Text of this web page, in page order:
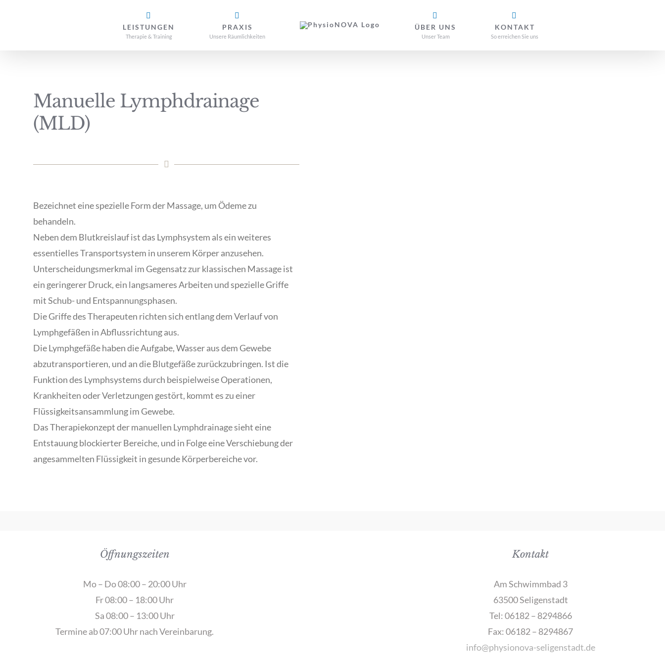
LEISTUNGEN
Therapie & Training
PRAXIS
Unsere Räumlichkeiten
ÜBER UNS
Unser Team
KONTAKT
So erreichen Sie uns
Manuelle Lymphdrainage
(MLD)
Bezeichnet eine spezielle Form der Massage, um Ödeme zu
behandeln.
Neben dem Blutkreislauf ist das Lymphsystem als ein weiteres
essentielles Transportsystem in unserem Körper anzusehen.
Unterscheidungsmerkmal im Gegensatz zur klassischen Massage ist
ein geringerer Druck, ein langsameres Arbeiten und spezielle Griffe
mit Schub- und Entspannungsphasen.
Die Griffe des Therapeuten richten sich entlang dem Verlauf von
Lymphgefäßen in Abflussrichtung aus.
Die Lymphgefäße haben die Aufgabe, Wasser aus dem Gewebe
abzutransportieren, und an die Blutgefäße zurückzubringen. Ist die
Funktion des Lymphsystems durch beispielweise Operationen,
Krankheiten oder Verletzungen gestört, kommt es zu einer
Flüssigkeitsansammlung im Gewebe.
Das Therapiekonzept der manuellen Lymphdrainage sieht eine
Entstauung blockierter Bereiche, und in Folge eine Verschiebung der
angesammelten Flüssigkeit in gesunde Körperbereiche vor.
Öffnungszeiten
Mo – Do 08:00 – 20:00 Uhr
Fr 08:00 – 18:00 Uhr
Sa 08:00 – 13:00 Uhr
Termine ab 07:00 Uhr nach Vereinbarung.
Kontakt
Am Schwimmbad 3
63500 Seligenstadt
Tel: 06182 – 8294866
Fax: 06182 – 8294867
info@physionova-seligenstadt.de